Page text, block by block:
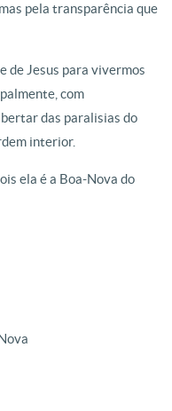
pela transparência que
de Jesus para vivermos
com
das paralisias do
interior.
ela é a Boa-Nova do